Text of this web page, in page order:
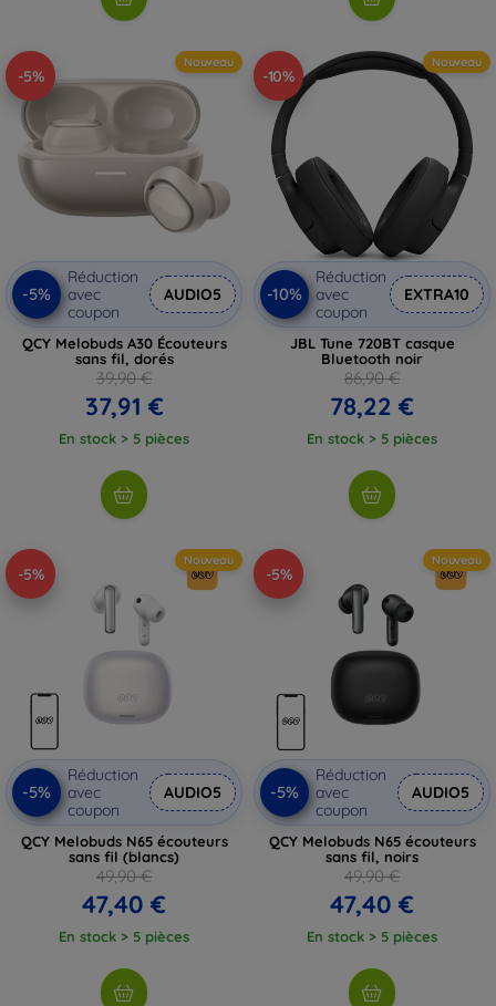
-5%
Nouveau
-5%
Réduction
avec
coupon
AUDIO5
QCY Melobuds A30 Écouteurs
sans fil, dorés
39,90 €
37,91 €
En stock > 5 pièces
-10%
Nouveau
-10%
Réduction
avec
coupon
EXTRA10
JBL Tune 720BT casque
Bluetooth noir
86,90 €
78,22 €
En stock > 5 pièces
-5%
Nouveau
-5%
Réduction
avec
coupon
AUDIO5
QCY Melobuds N65 écouteurs
sans fil (blancs)
49,90 €
47,40 €
En stock > 5 pièces
-5%
Nouveau
-5%
Réduction
avec
coupon
AUDIO5
QCY Melobuds N65 écouteurs
sans fil, noirs
49,90 €
47,40 €
En stock > 5 pièces